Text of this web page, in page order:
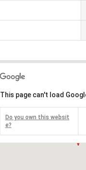
This page can't load
Do you own this websit
e?